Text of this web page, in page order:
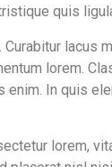
quis
lorem.
In quis
lorem,